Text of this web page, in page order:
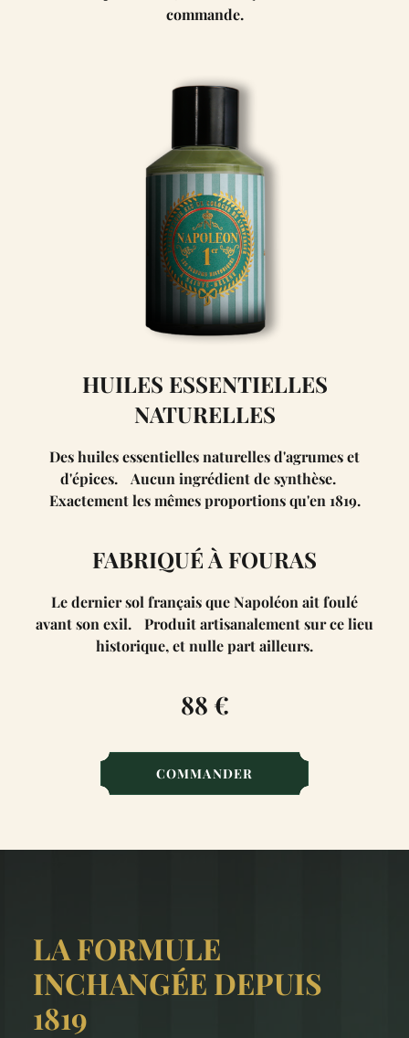
encore aujourd'hui à Fouras.
commande.
HUILES ESSENTIELLES
NATURELLES
Des huiles essentielles naturelles d'agrumes et
d'épices. Aucun ingrédient de synthèse.
Exactement les mêmes proportions qu'en 1819.
FABRIQUÉ À FOURAS
Le dernier sol français que Napoléon ait foulé
avant son exil. Produit artisanalement sur ce lieu
historique, et nulle part ailleurs.
88 €
COMMANDER
LA FORMULE
INCHANGÉE DEPUIS
1819